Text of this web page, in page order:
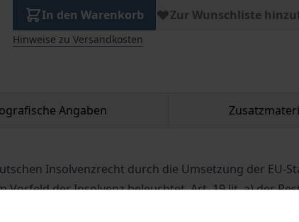
In den Warenkorb Zur Wunschliste
Hinweise zu Versandkosten
Angaben
Insolvenzrecht durch die Umsetzung der EU-
Vorfeld der Insolvenz beleuchtet. Art. 19 lit. a) der
Interessenträger“ gebührend zu